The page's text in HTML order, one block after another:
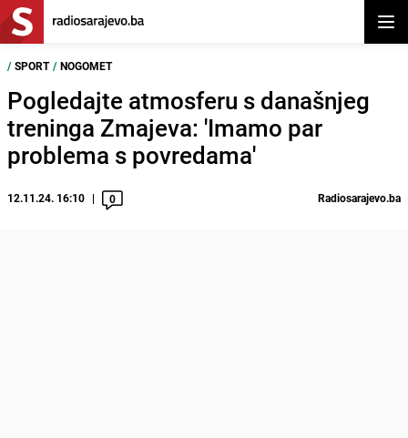
/ SPORT / NOGOMET
Pogledajte atmosferu s današnjeg
treninga Zmajeva: 'Imamo par
problema s povredama'
12.11.24. 16:10 0 Radiosarajevo.ba